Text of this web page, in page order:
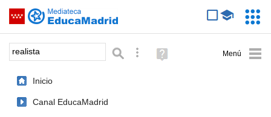
Saltar navegación
Palabra o frase: Búsqueda avanzada
Ayuda
(en
Inicio
Canal EducaMadrid